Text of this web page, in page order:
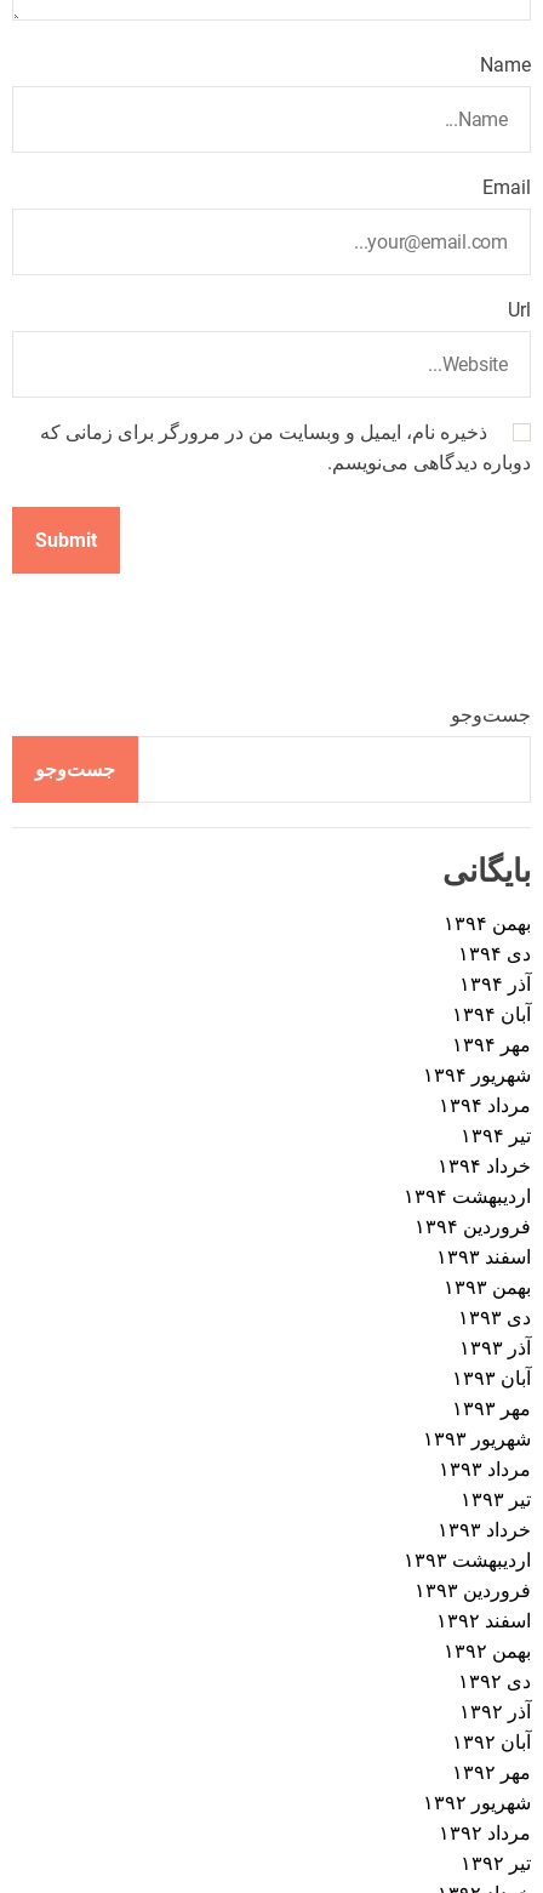
Name
Email
Url
ذخیره نام، ایمیل و وبسایت من در مرورگر برای زمانی که
دوباره دیدگاهی می‌نویسم.
جست‌وجو
جست‌وجو
بایگانی
بهمن ۱۳۹۴
دی ۱۳۹۴
آذر ۱۳۹۴
آبان ۱۳۹۴
مهر ۱۳۹۴
شهریور ۱۳۹۴
مرداد ۱۳۹۴
تیر ۱۳۹۴
خرداد ۱۳۹۴
اردیبهشت ۱۳۹۴
فروردین ۱۳۹۴
اسفند ۱۳۹۳
بهمن ۱۳۹۳
دی ۱۳۹۳
آذر ۱۳۹۳
آبان ۱۳۹۳
مهر ۱۳۹۳
شهریور ۱۳۹۳
مرداد ۱۳۹۳
تیر ۱۳۹۳
خرداد ۱۳۹۳
اردیبهشت ۱۳۹۳
فروردین ۱۳۹۳
اسفند ۱۳۹۲
بهمن ۱۳۹۲
دی ۱۳۹۲
آذر ۱۳۹۲
آبان ۱۳۹۲
مهر ۱۳۹۲
شهریور ۱۳۹۲
مرداد ۱۳۹۲
تیر ۱۳۹۲